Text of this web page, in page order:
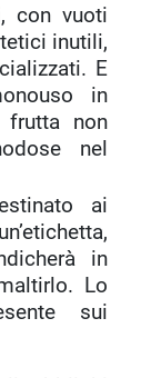
con vuoti
inutili,
E
in
frutta non
nel
ai
in
Lo
sui